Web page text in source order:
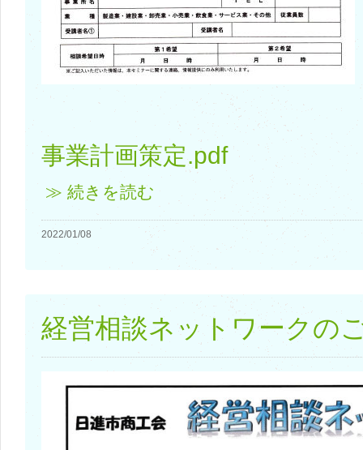
事業計画策定.pdf
≫ 続きを読む
2022/01/08
経営相談ネットワークの